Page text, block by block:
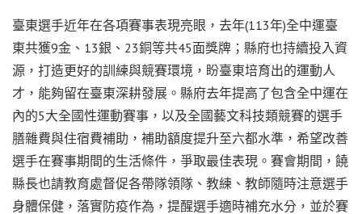
臺東選手近年在各項賽事表現亮眼，去年(113年)全中運臺
東共獲9金、13銀、23銅等共45面獎牌；縣府也持續投入資
源，打造更好的訓練與競賽環境，盼臺東培育出的運動人
才，能夠留在臺東深耕發展。縣府去年提高了包含全中運在
內的5大全國性運動賽事，以及全國藝文科技類競賽的選手
膳雜費與住宿費補助，補助額度提升至六都水準，希望改善
選手在賽事期間的生活條件，爭取最佳表現。賽會期間，饒
縣長也請教育處督促各帶隊領隊、教練、教師隨時注意選手
身體保健，落實防疫作為，提醒選手適時補充水分，並於賽